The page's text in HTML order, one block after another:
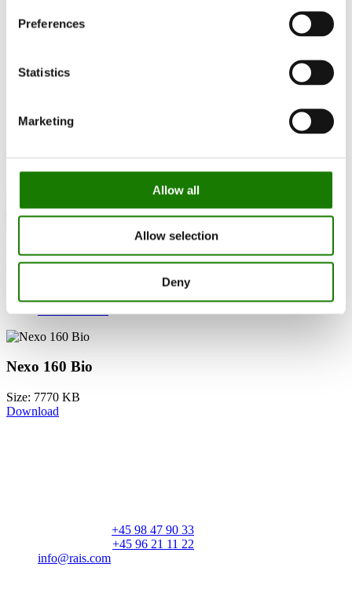
Preferences
Statistics
Marketing
Allow all
Allow selection
Deny
Bliv Inspireret
Kundeservice
Garanti
Nexo 160 Bio
Nexo 160 Bio
Size: 7770 KB
Download
+45 98 47 90 33
+45 96 21 11 22
info@rais.com